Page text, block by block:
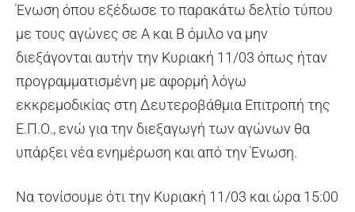
Ένωση όπου εξέδωσε το παρακάτω δελτίο τύπου
με τους αγώνες σε Α και Β όμιλο να μην
διεξάγονται αυτήν την Κυριακή 11/03 όπως ήταν
προγραμματισμένη με αφορμή λόγω
εκκρεμοδικίας στη Δευτεροβάθμια Επιτροπή της
Ε.Π.Ο., ενώ για την διεξαγωγή των αγώνων θα
υπάρξει νέα ενημέρωση και από την Ένωση.
Να τονίσουμε ότι την Κυριακή 11/03 και ώρα 15:00